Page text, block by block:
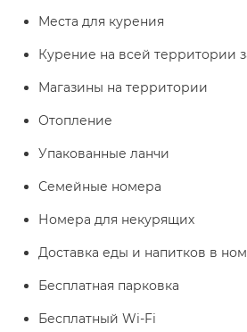
Места для курения
Курение на всей территории
Магазины на территории
Отопление
Упакованные ланчи
Семейные номера
Номера для некурящих
Доставка еды и напитков в
Бесплатная парковка
Бесплатный Wi-Fi